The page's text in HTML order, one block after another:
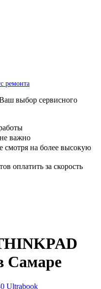
ремонта
выбор сервисного
важно
смотря на более высокую
оплатить за скорость
Самаре